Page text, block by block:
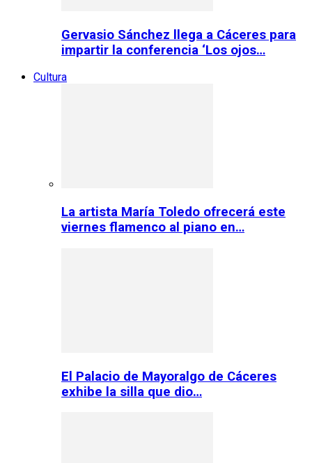
Gervasio Sánchez llega a Cáceres para
impartir la conferencia ‘Los ojos…
Cultura
La artista María Toledo ofrecerá este
viernes flamenco al piano en…
El Palacio de Mayoralgo de Cáceres
exhibe la silla que dio…